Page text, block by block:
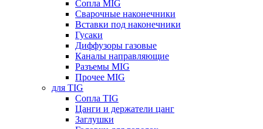
Сопла MIG
Сварочные наконечники
Вставки под наконечники
Гусаки
Диффузоры газовые
Каналы направляющие
Разъемы MIG
Прочее MIG
для TIG
Сопла TIG
Цанги и держатели цанг
Заглушки